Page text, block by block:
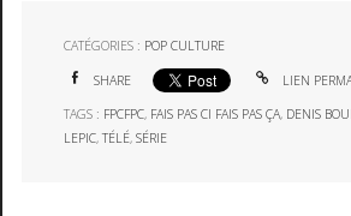
CATÉGORIES : POP CULTURE
SHARE LIEN
TAGS : FPCFPC, FAIS PAS CI FAIS PAS ÇA, DENIS
LEPIC,TÉLÉ,SÉRIE